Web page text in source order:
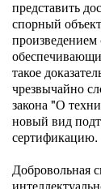
представить
спорный
такое
чрезвычайно
закона "О
новый вид
сертификацию.
Добровольная